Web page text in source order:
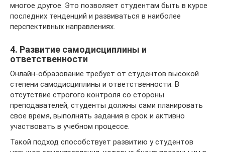
многое другое. Это позволяет студентам быть в курсе
последних тенденций и развиваться в наиболее
перспективных направлениях.
4. Развитие самодисциплины и
ответственности
Онлайн-образование требует от студентов высокой
степени самодисциплины и ответственности. В
отсутствие строгого контроля со стороны
преподавателей, студенты должны сами планировать
свое время, выполнять задания в срок и активно
участвовать в учебном процессе.
Такой подход способствует развитию у студентов